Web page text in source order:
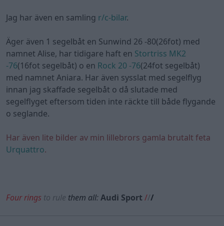
Jag har även en samling r/c-bilar.
Äger även 1 segelbåt en Sunwind 26 -80(26fot) med
namnet Alise, har tidigare haft en Stortriss MK2
-76(16fot segelbåt) o en Rock 20 -76(24fot segelbåt)
med namnet Aniara. Har även sysslat med segelflyg
innan jag skaffade segelbåt o då slutade med
segelflyget eftersom tiden inte räckte till både flygande
o seglande.
Har även lite bilder av min lillebrors gamla brutalt feta
Urquattro.
Four rings to rule them all: Audi Sport ///